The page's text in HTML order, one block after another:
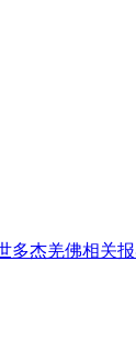
多杰羌佛相关报